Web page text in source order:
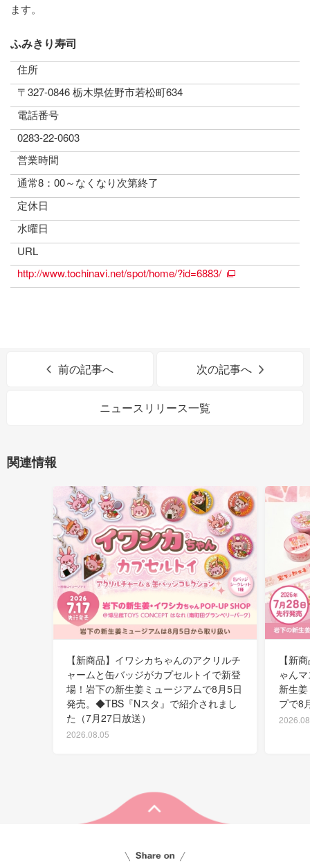
ます。
ふみきり寿司
住所
〒327-0846 栃木県佐野市若松町634
電話番号
0283-22-0603
営業時間
通常8：00～なくなり次第終了
定休日
水曜日
URL
http://www.tochinavi.net/spot/home/?id=6883/
前の記事へ 次の記事へ
ニュースリリース一覧
関連情報
【新商品】イワシカちゃんのアクリルチ
ャームと缶バッジがカプセルトイで新登
場！岩下の新生姜ミュージアムで8月5日
発売。◆TBS『Nスタ』で紹介されまし
た（7月27日放送）
2026.08.05
【新
ゃん
新生
プで8